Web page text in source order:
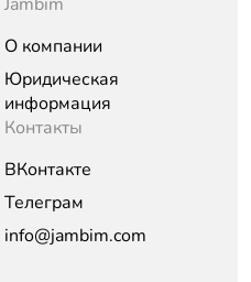
О компании
Юридическая
информация
Контакты
ВКонтакте
Телеграм
info@jambim.com